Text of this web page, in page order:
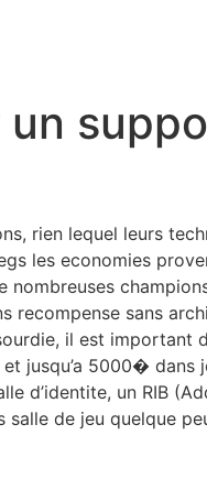
un
rien lequel leurs
les economies
recompense sans
il est important
jusqu’a 5000� dans
d’identite, un RIB
de jeu quelque